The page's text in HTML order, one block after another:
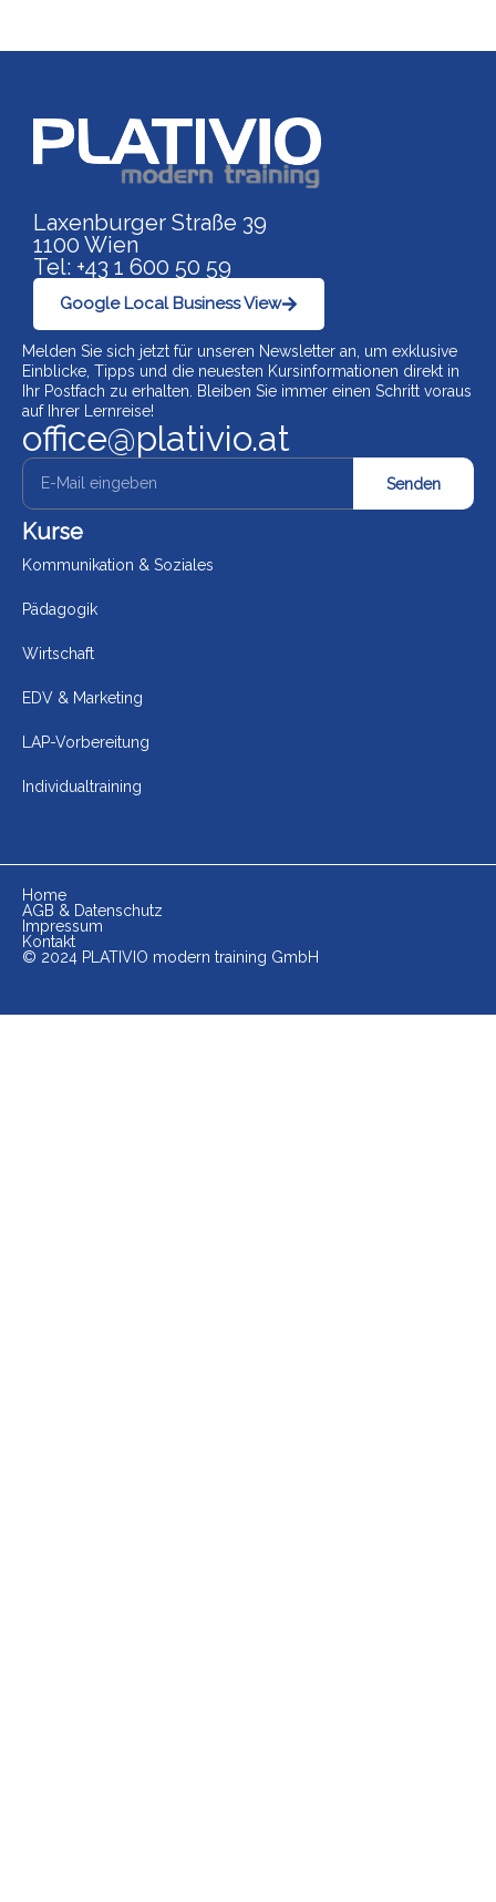
Link zu https://
Laxenburger Straße 39
1100 Wien
Tel: +43 1 600 50 59
Google Local Business View
Melden Sie sich jetzt für unseren Newsletter an, um exklusive
Einblicke, Tipps und die neuesten Kursinformationen direkt in
Ihr Postfach zu erhalten. Bleiben Sie immer einen Schritt voraus
auf Ihrer Lernreise!
office@plativio.at
Senden
Kurse
Kommunikation & Soziales
Pädagogik
Wirtschaft
EDV & Marketing
LAP-Vorbereitung
Individualtraining
Home
AGB & Datenschutz
Impressum
Kontakt
© 2024 PLATIVIO modern training GmbH